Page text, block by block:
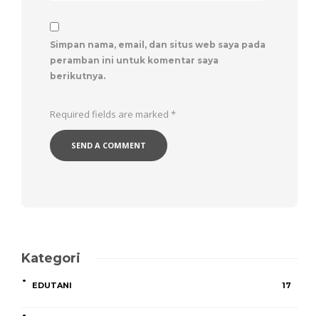
Simpan nama, email, dan situs web saya pada
peramban ini untuk komentar saya
berikutnya.
Required fields are marked *
Kategori
EDUTANI 17